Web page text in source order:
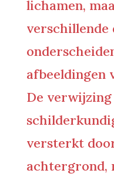
lichamen,
verschillende
afbeeldingen
De
versterkt
achtergrond,